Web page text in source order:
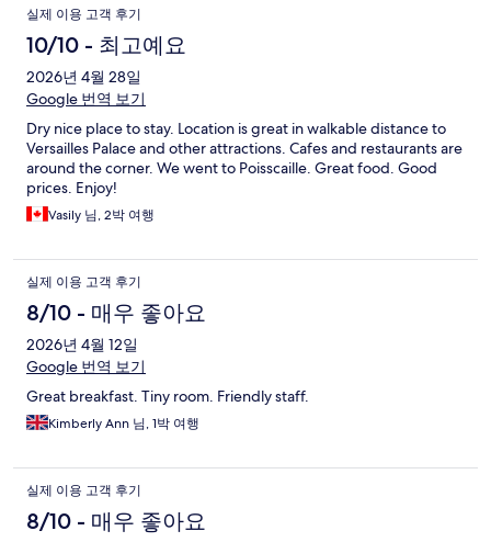
실제 이용 고객 후기
10/10 - 최고예요
2026년 4월 28일
Google 번역 보기
Dry nice place to stay. Location is great in walkable distance to
Versailles Palace and other attractions. Cafes and restaurants are
around the corner. We went to Poisscaille. Great food. Good
prices. Enjoy!
Vasily 님, 2박 여행
실제 이용 고객 후기
8/10 - 매우 좋아요
2026년 4월 12일
Google 번역 보기
Great breakfast. Tiny room. Friendly staff.
Kimberly Ann 님, 1박 여행
실제 이용 고객 후기
8/10 - 매우 좋아요